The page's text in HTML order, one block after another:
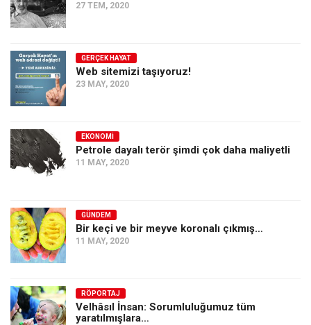
27 TEM, 2020
GERÇEK HAYAT
Web sitemizi taşıyoruz!
23 MAY, 2020
EKONOMI
Petrole dayalı terör şimdi çok daha maliyetli
11 MAY, 2020
GÜNDEM
Bir keçi ve bir meyve koronalı çıkmış…
11 MAY, 2020
RÖPORTAJ
Velhâsıl İnsan: Sorumluluğumuz tüm
yaratılmışlara…